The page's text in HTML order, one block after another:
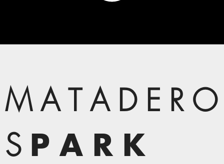
M A T A D E R O
S P A R K